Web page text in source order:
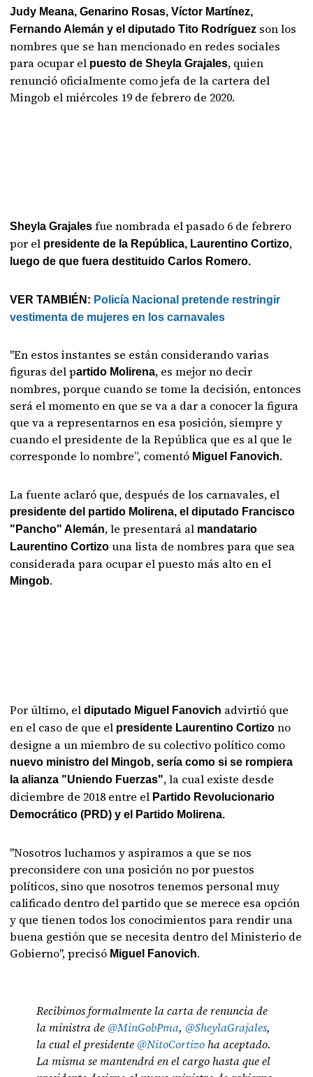
Judy Meana, Genarino Rosas, Víctor Martínez,
Fernando Alemán y el diputado Tito Rodríguez son los
nombres que se han mencionado en redes sociales
para ocupar el puesto de Sheyla Grajales, quien
renunció oficialmente como jefa de la cartera del
Mingob el miércoles 19 de febrero de 2020.
Sheyla Grajales fue nombrada el pasado 6 de febrero
por el presidente de la República, Laurentino Cortizo,
luego de que fuera destituido Carlos Romero.
VER TAMBIÉN: Policía Nacional pretende restringir
vestimenta de mujeres en los carnavales
"En estos instantes se están considerando varias
figuras del partido Molirena, es mejor no decir
nombres, porque cuando se tome la decisión, entonces
será el momento en que se va a dar a conocer la figura
que va a representarnos en esa posición, siempre y
cuando el presidente de la República que es al que le
corresponde lo nombre”, comentó Miguel Fanovich.
La fuente aclaró que, después de los carnavales, el
presidente del partido Molirena, el diputado Francisco
"Pancho" Alemán, le presentará al mandatario
Laurentino Cortizo una lista de nombres para que sea
considerada para ocupar el puesto más alto en el
Mingob.
Por último, eldiputado Miguel Fanovich advirtió que
en el caso de que el presidente Laurentino Cortizo no
designe a un miembro de su colectivo político como
nuevo ministro del Mingob, sería como si se rompiera
la alianza "Uniendo Fuerzas", la cual existe desde
diciembre de 2018 entre el Partido Revolucionario
Democrático (PRD) y el Partido Molirena.
"Nosotros luchamos y aspiramos a que se nos
preconsidere con una posición no por puestos
políticos, sino que nosotros tenemos personal muy
calificado dentro del partido que se merece esa opción
y que tienen todos los conocimientos para rendir una
buena gestión que se necesita dentro del Ministerio de
Gobierno", precisó Miguel Fanovich.
Recibimos formalmente la carta de renuncia de
la ministra de @MinGobPma, @SheylaGrajales,
la cual el presidente @NitoCortizoha aceptado.
La misma se mantendrá en el cargo hasta que el